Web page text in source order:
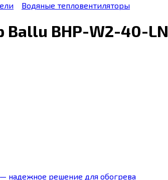
Водяные тепловентиляторы
Ballu BHP-W2-40-LN
надежное решение для обогрева